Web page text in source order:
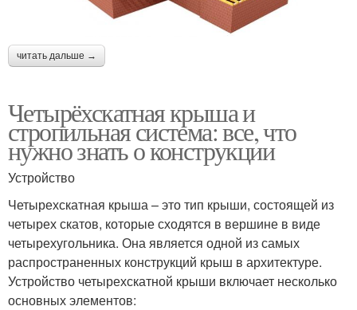
читать дальше →
Четырёхскатная крыша и
стропильная система: все, что
нужно знать о конструкции
Устройство
Четырехскатная крыша – это тип крыши, состоящей из
четырех скатов, которые сходятся в вершине в виде
четырехугольника. Она является одной из самых
распространенных конструкций крыш в архитектуре.
Устройство четырехскатной крыши включает несколько
основных элементов: